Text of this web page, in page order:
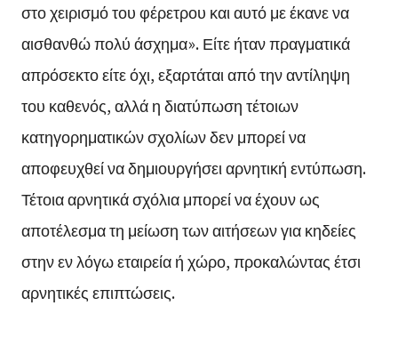
στο χειρισμό του φέρετρου και αυτό με έκανε να
αισθανθώ πολύ άσχημα». Είτε ήταν πραγματικά
απρόσεκτο είτε όχι, εξαρτάται από την αντίληψη
του καθενός, αλλά η διατύπωση τέτοιων
κατηγορηματικών σχολίων δεν μπορεί να
αποφευχθεί να δημιουργήσει αρνητική εντύπωση.
Τέτοια αρνητικά σχόλια μπορεί να έχουν ως
αποτέλεσμα τη μείωση των αιτήσεων για κηδείες
στην εν λόγω εταιρεία ή χώρο, προκαλώντας έτσι
αρνητικές επιπτώσεις.